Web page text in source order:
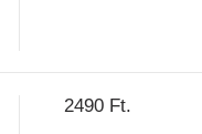
2490 Ft.